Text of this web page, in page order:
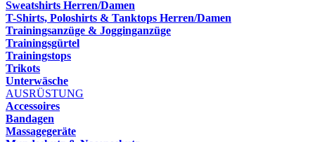
Sweatshirts Herren/Damen
T-Shirts, Poloshirts & Tanktops Herren/Damen
Trainingsanzüge & Jogginganzüge
Trainingsgürtel
Trainingstops
Trikots
Unterwäsche
AUSRÜSTUNG
Accessoires
Bandagen
Massagegeräte